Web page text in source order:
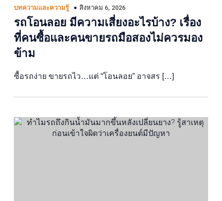
บทความและความรู้ สิงหาคม 6, 2026
รถโอนลอย มีความเสี่ยงอะไรบ้าง? เรื่อง
ที่คนซื้อและคนขายรถมือสองไม่ควรมอง
ข้าม
ซื้อรถง่าย ขายรถไว…แต่ “โอนลอย” อาจสร […]